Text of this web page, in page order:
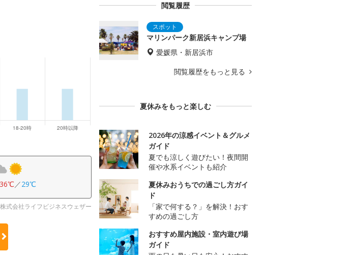
36℃／29℃
式会社ライフビジネスウェザー
閲覧履歴
マリンパーク新居浜キャンプ場
愛媛県・新居浜市
閲覧履歴をもっと見る
夏休みをもっと楽しむ
2026年の涼感イベント＆グルメ
ガイド
夏でも涼しく遊びたい！夜間開
催や水系イベントも紹介
夏休みおうちでの過ごし方ガイ
ド
「家で何する？」を解決！おす
すめの過ごし方
おすすめ屋内施設・室内遊び場
ガイド